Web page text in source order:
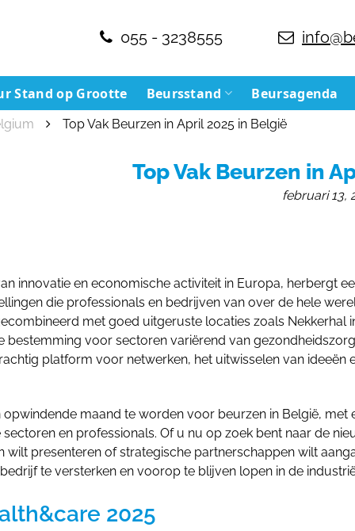
055 - 3238555
Stand op Grootte Beursstand Beursagenda
Top Vak Beurzen in April 2025 in België
Top Vak Beurzen in
februari 13,
innovatie en economische activiteit in Europa, herbergt
die professionals en bedrijven van over de hele
met goed uitgeruste locaties zoals Nekkerhal
bestemming voor sectoren variërend van
platform voor netwerken, het uitwisselen van ideeën
maand te worden voor beurzen in België, met
en professionals. Of u nu op zoek bent naar de
wilt presenteren of strategische partnerschappen wilt
te versterken en voorop te blijven lopen in de
2025